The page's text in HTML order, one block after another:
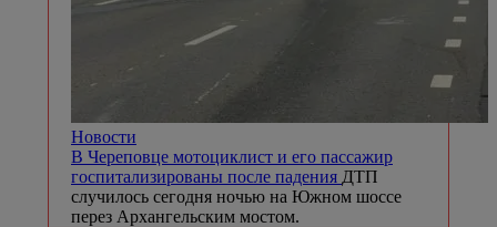
Новости
В Череповце мотоциклист и его пассажир
госпитализированы после падения ДТП
случилось сегодня ночью на Южном шоссе
перез Архангельским мостом.